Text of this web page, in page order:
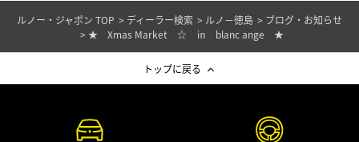
ルノー・ジャポン TOP ディーラー検索 ルノ－徳島
ブログ・お知らせ
★ Xmas Market ☆ ㏌ blanc ange ★
トップに戻る